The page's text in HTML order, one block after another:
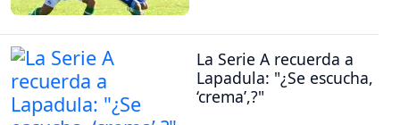
La Serie A recuerda a
Lapadula: "¿Se escucha,
‘crema’,?"